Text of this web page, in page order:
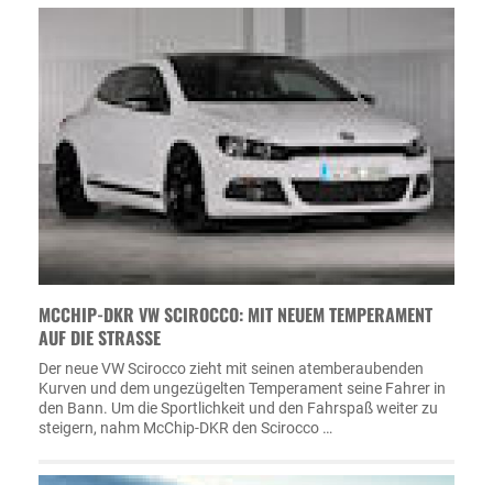
MCCHIP-DKR VW SCIROCCO: MIT NEUEM TEMPERAMENT
AUF DIE STRASSE
Der neue VW Scirocco zieht mit seinen atemberaubenden
Kurven und dem ungezügelten Temperament seine Fahrer in
den Bann. Um die Sportlichkeit und den Fahrspaß weiter zu
steigern, nahm McChip-DKR den Scirocco …